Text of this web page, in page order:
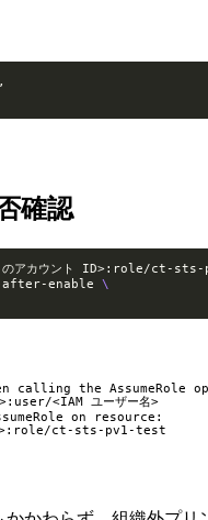
確認
アカウント ID>:role/ct-
enable
calling the AssumeRole
<IAM ユーザー名>
on resource:
ct-sts-pv1-test